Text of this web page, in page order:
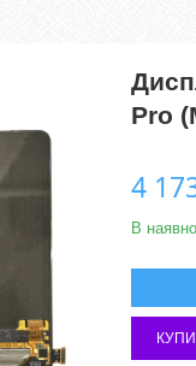
Pro
4
В